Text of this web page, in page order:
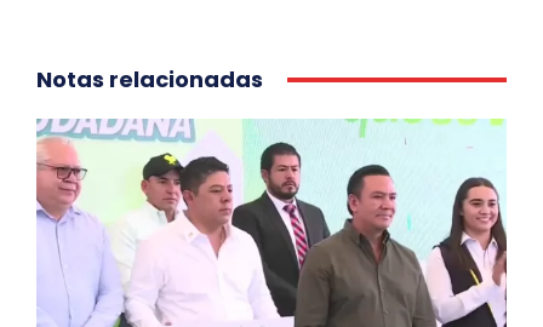
Notas relacionadas